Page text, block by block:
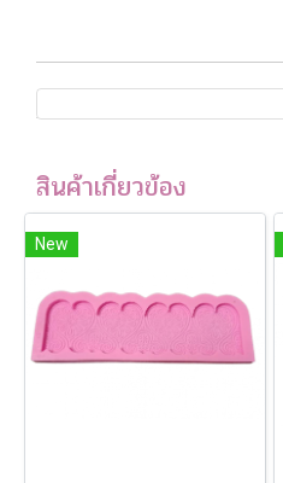
สินค้าเกี่ยวข้อง
New